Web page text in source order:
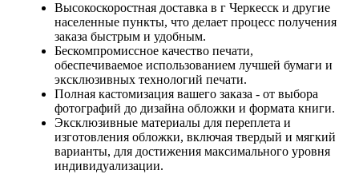
Высокоскоростная доставка в г Черкесск и другие
населенные пункты, что делает процесс получения
заказа быстрым и удобным.
Бескомпромиссное качество печати,
обеспечиваемое использованием лучшей бумаги и
эксклюзивных технологий печати.
Полная кастомизация вашего заказа - от выбора
фотографий до дизайна обложки и формата книги.
Эксклюзивные материалы для переплета и
изготовления обложки, включая твердый и мягкий
варианты, для достижения максимального уровня
индивидуализации.